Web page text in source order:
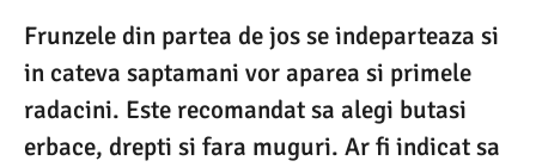
Frunzele din partea de jos se indeparteaza si
in cateva saptamani vor aparea si primele
radacini. Este recomandat sa alegi butasi
erbace, drepti si fara muguri. Ar fi indicat sa